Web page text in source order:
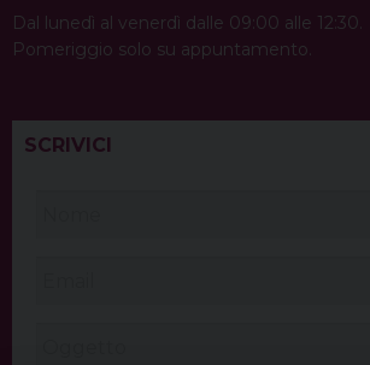
Dal lunedì al venerdì dalle 09:00 alle 12:30.
Pomeriggio solo su appuntamento.
SCRIVICI